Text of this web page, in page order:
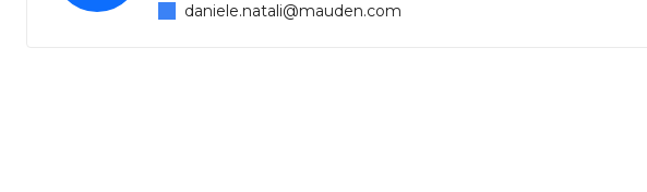
daniele.natali@mauden.com